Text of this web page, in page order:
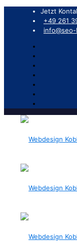
Jetzt
+49 261